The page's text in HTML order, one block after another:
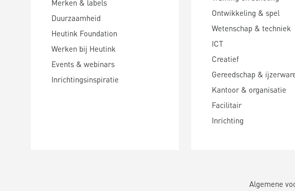
Merken & labels
Duurzaamheid
Heutink Foundation
Werken bij Heutink
Events & webinars
Inrichtingsinspiratie
Ontwikkeling & spel
Wetenschap & techniek
ICT
Creatief
Gereedschap &
Kantoor & organisatie
Facilitair
Inrichting
Algemene